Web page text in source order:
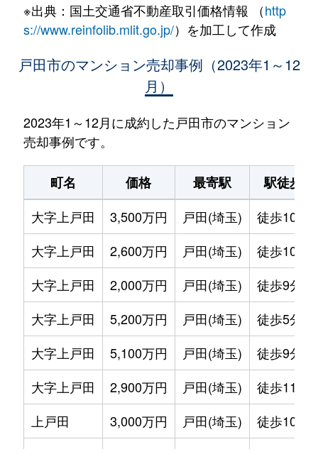
※出典：国土交通省不動産取引価格情報 （http
s://www.reinfolib.mlit.go.jp/）を加工して作成
戸田市のマンション売却事例（2023年1～12
月）
2023年1～12月に成約した戸田市のマンション
売却事例です。
町名 価格 最寄駅
駅徒歩
大字上戸田
3,500万円 戸田(埼玉)
徒歩10分
大字上戸田
2,600万円 戸田(埼玉)
徒歩10分
大字上戸田
2,000万円 戸田(埼玉)
徒歩9分
大字上戸田
5,200万円 戸田(埼玉)
徒歩5分
大字上戸田
5,100万円 戸田(埼玉)
徒歩9分
大字上戸田
2,900万円 戸田(埼玉)
徒歩11分
上戸田
3,000万円 戸田(埼玉)
徒歩10分